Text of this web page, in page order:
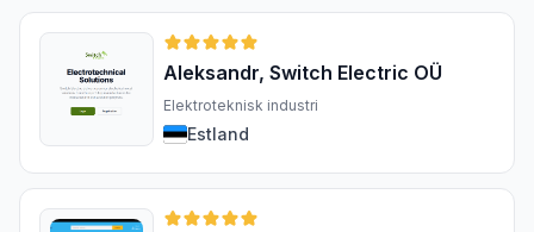
Aleksandr, Switch Electric OÜ
Elektroteknisk industri
Estland